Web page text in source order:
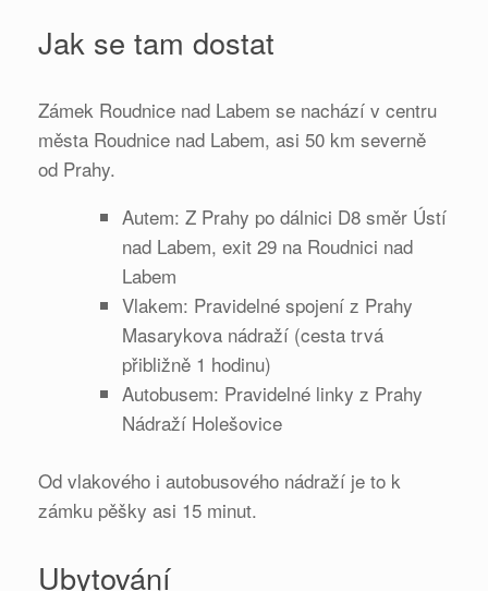
Jak se tam dostat
Zámek Roudnice nad Labem se nachází v centru
města Roudnice nad Labem, asi 50 km severně
od Prahy.
Autem: Z Prahy po dálnici D8 směr Ústí
nad Labem, exit 29 na Roudnici nad
Labem
Vlakem: Pravidelné spojení z Prahy
Masarykova nádraží (cesta trvá
přibližně 1 hodinu)
Autobusem: Pravidelné linky z Prahy
Nádraží Holešovice
Od vlakového i autobusového nádraží je to k
zámku pěšky asi 15 minut.
Ubytování